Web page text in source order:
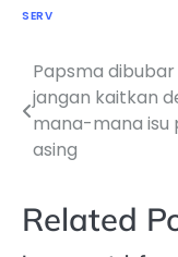
SERV
Post
navigation
Papsma dibubar
jangan kaitkan
mana-mana isu
asing
Related